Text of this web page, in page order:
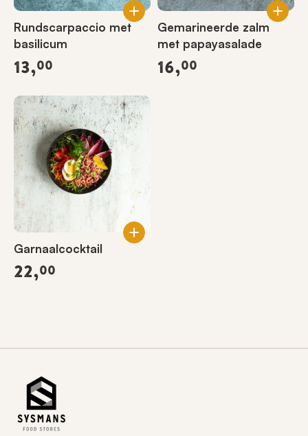
Rundscarpaccio met
basilicum
13,00
Gemarineerde zalm
met papayasalade
16,00
Garnaalcocktail
22,00